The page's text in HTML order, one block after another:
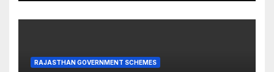
RAJASTHAN GOVERNMENT SCHEMES